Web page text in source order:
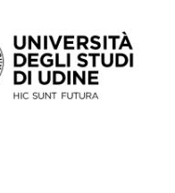
contenuto principale